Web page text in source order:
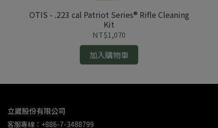
OTIS - .223 cal Patriot Series® Rifle Cleaning
Kit
NT$1,070
加入購物車
立崴股份有限公司
客服專線：+886-7-3488799